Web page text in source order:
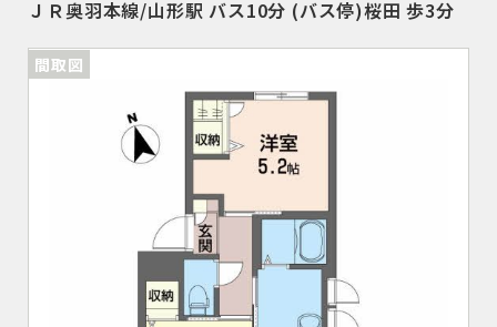
ＪＲ奥羽本線/山形駅 バス10分 (バス停)桜田 歩3分
間取図